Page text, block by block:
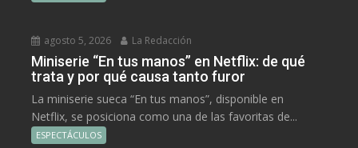
agosto 5, 2026 La Redacción
Miniserie “En tus manos” en Netflix: de qué
trata y por qué causa tanto furor
La miniserie sueca “En tus manos”, disponible en
Netflix, se posiciona como una de las favoritas de...
ESPECTÁCULOS